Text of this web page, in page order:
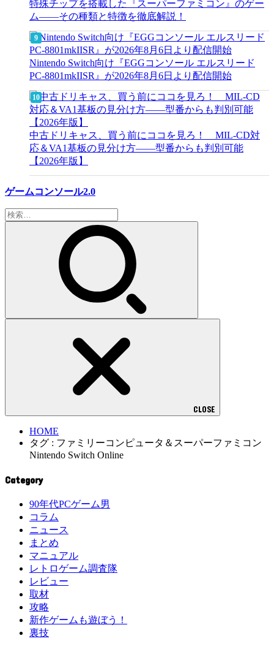
特殊チップを搭載した『スーパーファミコン』のゲー
ム――その種類と特徴を徹底解説！
Nintendo Switch向け『EGGコンソール エルスリード
PC-8801mkIISR』が2026年8月6日より配信開始
中古ドリキャス、買う前にココを見ろ！ MIL-CD対
応＆VA1基板の見分け方——型番からも判別可能
【2026年版】
ゲームコンソール2.0
検
索:
CLOSE
HOME
タグ : ファミリーコンピュータ＆スーパーファミコン
Nintendo Switch Online
Category
90年代PCゲーム男
コラム
ニュース
まとめ
マニュアル
レトロゲーム調査隊
レビュー
取材
攻略
新作ゲームも遊ぼう！
裏技